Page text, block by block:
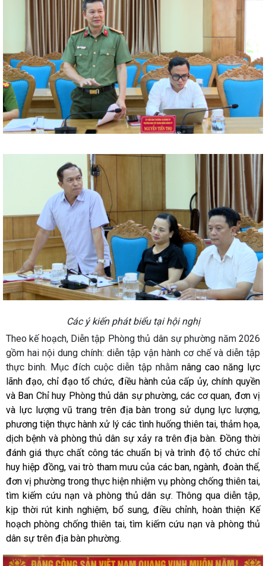
Các ý kiến phát biểu tại hội nghị
Theo kế hoạch, Diễn tập Phòng thủ dân sự phường năm 2026
gồm hai nội dung chính: diễn tập vận hành cơ chế và diễn tập
thực binh. Mục đích cuộc diễn tập nhằm nâng cao năng lực
lãnh đạo, chỉ đạo tổ chức, điều hành của cấp ủy, chính quyền
và Ban Chỉ huy Phòng thủ dân sự phường, các cơ quan, đơn vị
và lực lượng vũ trang trên địa bàn trong sử dụng lực lượng,
phương tiện thực hành xử lý các tình huống thiên tai, thảm họa,
dịch bệnh và phòng thủ dân sự xảy ra trên địa bàn. Đồng thời
đánh giá thực chất công tác chuẩn bị và trình độ tổ chức chỉ
huy hiệp đồng, vai trò tham mưu của các ban, ngành, đoàn thể,
đơn vị phường trong thực hiện nhiệm vụ phòng chống thiên tai,
tìm kiếm cứu nạn và phòng thủ dân sự. Thông qua diễn tập,
kịp thời rút kinh nghiệm, bổ sung, điều chỉnh, hoàn thiện Kế
hoạch phòng chống thiên tai, tìm kiếm cứu nạn và phòng thủ
dân sự trên địa bàn phường.